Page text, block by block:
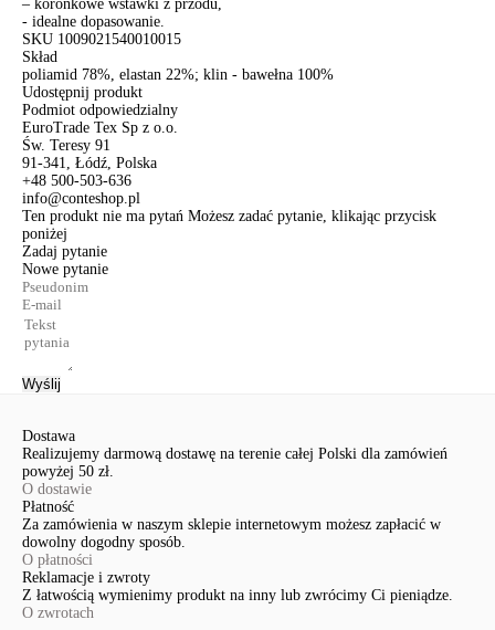
– koronkowe wstawki z przodu,
- idealne dopasowanie.
SKU 1009021540010015
Skład
poliamid 78%, elastan 22%; klin - bawełna 100%
Udostępnij produkt
Podmiot odpowiedzialny
EuroTrade Tex Sp z o.o.
Św. Teresy 91
91-341, Łódź, Polska
+48 500-503-636
info@conteshop.pl
Ten produkt nie ma pytań Możesz zadać pytanie, klikając przycisk
poniżej
Zadaj pytanie
Nowe pytanie
Wyślij
Dostawa
Realizujemy darmową dostawę na terenie całej Polski dla zamówień
powyżej 50 zł.
O dostawie
Płatność
Za zamówienia w naszym sklepie internetowym możesz zapłacić w
dowolny dogodny sposób.
O płatności
Reklamacje i zwroty
Z łatwością wymienimy produkt na inny lub zwrócimy Ci pieniądze.
O zwrotach